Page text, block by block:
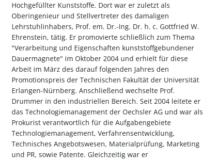
Hochgefüllter Kunststoffe. Dort war er zuletzt als
Oberingenieur und Stellvertreter des damaligen
Lehrstuhlinhabers, Prof. em. Dr.-Ing. Dr. h. c. Gottfried W.
Ehrenstein, tätig. Er promovierte schließlich zum Thema
"Verarbeitung und Eigenschaften kunststoffgebundener
Dauermagnete" im Oktober 2004 und erhielt für diese
Arbeit im März des darauf folgenden Jahres den
Promotionspreis der Technischen Fakultät der Universität
Erlangen-Nürnberg. Anschließend wechselte Prof.
Drummer in den industriellen Bereich. Seit 2004 leitete er
das Technologiemanagement der Oechsler AG und war als
Prokurist verantwortlich für die Aufgabengebiete
Technologiemanagement, Verfahrensentwicklung,
Technisches Angebotswesen, Materialprüfung, Marketing
und PR, sowie Patente. Gleichzeitig war er